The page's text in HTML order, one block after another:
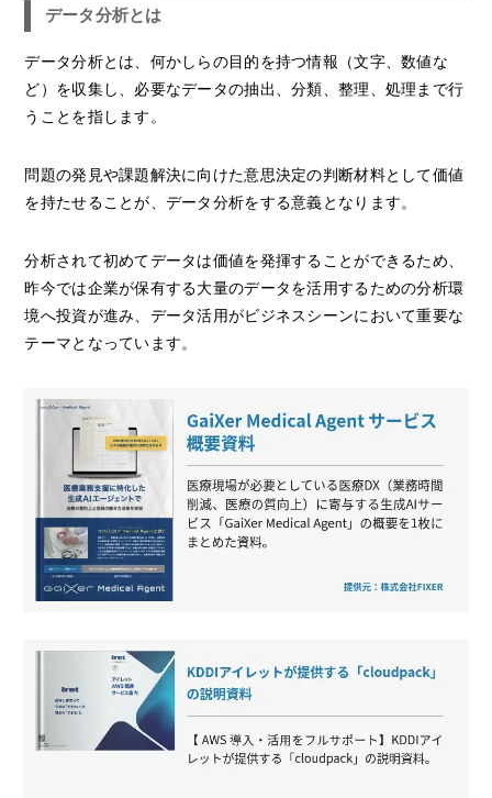
データ分析とは
データ分析とは、何かしらの目的を持つ情報（文字、数値な
ど）を収集し、必要なデータの抽出、分類、整理、処理まで行
うことを指します。
問題の発見や課題解決に向けた意思決定の判断材料として価値
を持たせることが、データ分析をする意義となります。
分析されて初めてデータは価値を発揮することができるため、
昨今では企業が保有する大量のデータを活用するための分析環
境へ投資が進み、データ活用がビジネスシーンにおいて重要な
テーマとなっています。